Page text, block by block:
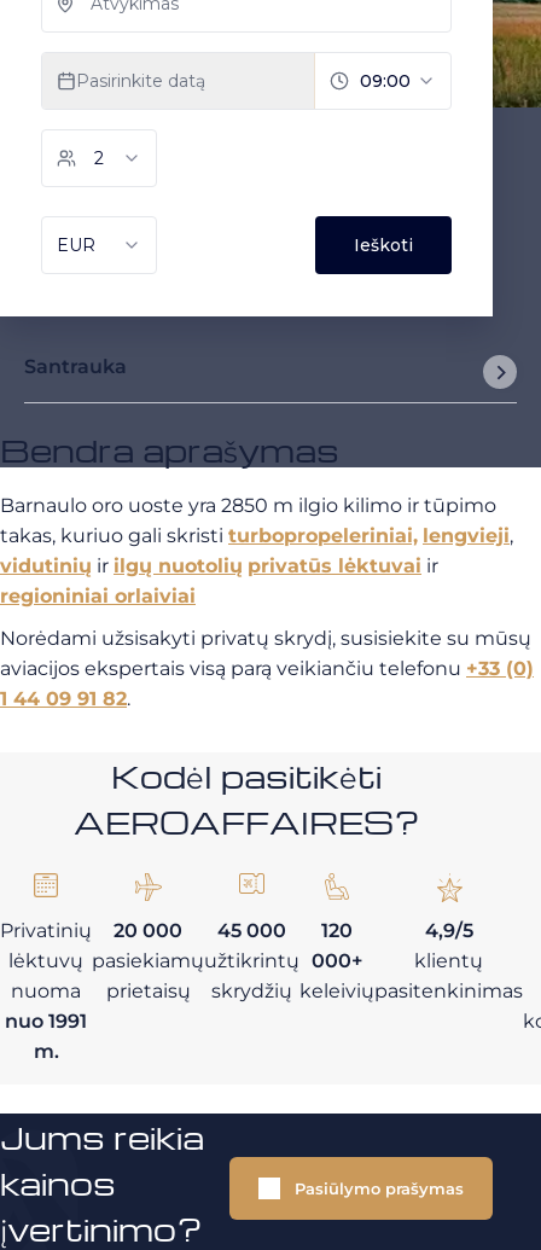
Santrauka
Bendra aprašymas
Barnaulo oro uoste yra 2850 m ilgio kilimo ir tūpimo
takas, kuriuo gali skristi turbopropeleriniai, lengvieji,
vidutinių ir ilgų nuotolių privatūs lėktuvai ir
regioniniai orlaiviai
Norėdami užsisakyti privatų skrydį, susisiekite su mūsų
aviacijos ekspertais visą parą veikiančiu telefonu +33 (0)
1 44 09 91 82.
Kodėl pasitikėti
AEROAFFAIRES?
Privatinių
lėktuvų
nuoma
nuo 1991
m.
20 000
pasiekiamų
prietaisų
45 000
užtikrintų
skrydžių
120
000+
keleivių
4,9/5
klientų
pasitenkinimas
Jums reikia
kainos
įvertinimo?
Pasiūlymo prašymas